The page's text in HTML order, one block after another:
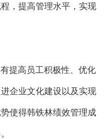
，提高管理水平，实现
提高员工积极性、优化
企业文化建设以及实现
使得韩铁林绩效管理成